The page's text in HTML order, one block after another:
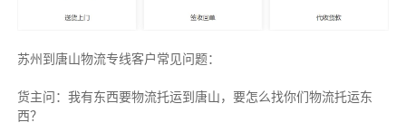
苏州到唐山物流专线客户常见问题：
货主问：我有东西要物流托运到唐山，要怎么找你们物流托运东
西？